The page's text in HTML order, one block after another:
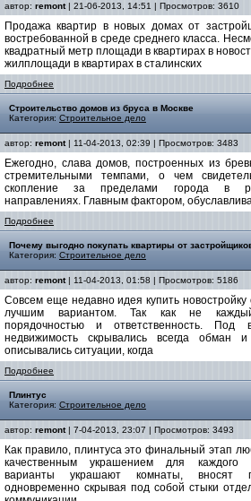
автор: remont| 21-06-2013, 14:51 | Просмотров: 3610
Продажа квартир в новых домах от
востребованной в среде среднего класса.
квадратный метр площади в квартирах в
жилплощади в квартирах в сталинских
Подробнее
Строительство домов из бруса в Москве
Категория: Строительное дело
автор: remont| 11-04-2013, 02:39 | Просмотров: 3483
Ежегодно, слава домов, построенных из
стремительными темпами, о чем
скопление за пределами города в
направлениях. Главным фактором,
Подробнее
Почему выгодно покупать квартиры от
Категория: Строительное дело
автор: remont| 11-04-2013, 01:58 | Просмотров: 5186
Совсем еще недавно идея купить новостройку
лучшим вариантом. Так как не каждый
порядочностью и ответственность.
недвижимость скрывались всегда
описывались ситуации, когда
Подробнее
Плинтус
Категория: Строительное дело
автор: remont| 7-04-2013, 23:07 | Просмотров: 3493
Как правило, плинтуса это финальный этап
качественным украшением для каждого
варианты украшают комнаты, вносят
одновременно скрывая под собой стыки